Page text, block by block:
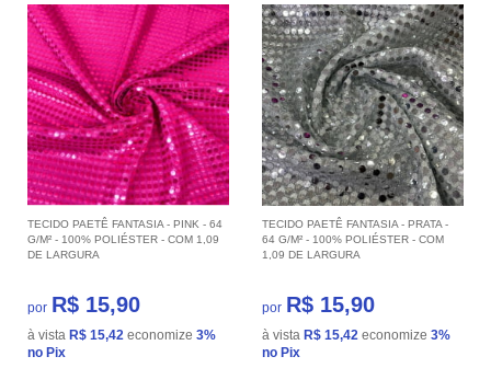
TECIDO PAETÊ FANTASIA - PINK - 64
G/M² - 100% POLIÉSTER - COM 1,09
DE LARGURA
por R$ 15,90
à vista R$ 15,42 economize 3%
no Pix
TECIDO PAETÊ FANTASIA - PRATA -
64 G/M² - 100% POLIÉSTER - COM
1,09 DE LARGURA
por R$ 15,90
à vista R$ 15,42 economize 3%
no Pix